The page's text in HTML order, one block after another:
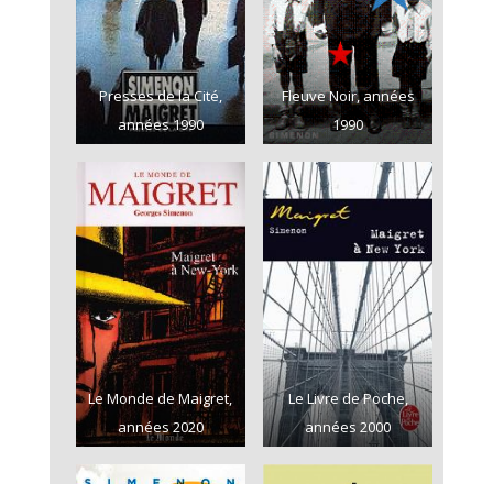
Presses de la Cité,
années 1990
Fleuve Noir, années
1990
Le Monde de Maigret,
années 2020
Le Livre de Poche,
années 2000